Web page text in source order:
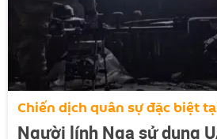
Chiến dịch quân sự đặc biệt
Người lính Nga sử dụng